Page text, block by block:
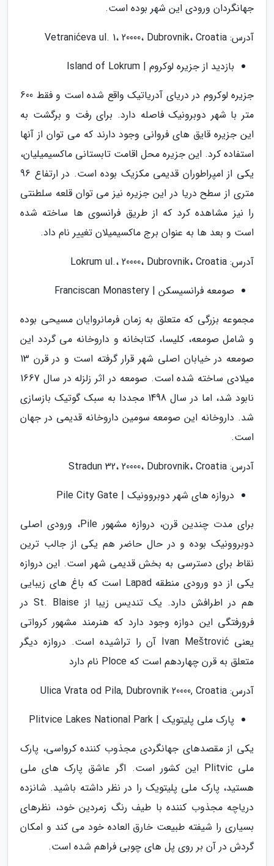
جهانگردان ورودی این شهر بوده است.
آدرس: Vetranićeva ul. 1، 20000، Dubrovnik، Croatia
بازدید از جزیره لوکروم | Island of Lokrum
جزیره لوکروم در دریای آدریاتیک واقع شده است و فقط 600
متر با شهر دوبرونیک فاصله دارد. برای رفت و برگشت به
این جزیره قایق های فروانی وجود دارند که می توان از آنها
استفاده کرد. این جزیره محل اقامت تابستانی ماکسیمیلیان،
یکی از امپراطوران قدیمی مکزیک بوده است. در ارتفاع 96
متری از سطح دریا در این جزیره نیز می توان قلعه سلطنتی
را نیز مشاهده کرد که از طریق فرانسوی ها ساخته شده
است و بعد ها به عنوان برج ماکسیمیلان تغییر نام داد.
آدرس: Lokrum ul.، 20000، Dubrovnik، Croatia
صومعه فرانسیسکن | Franciscan Monastery
مجموعه بزرگی که متعلق به زمان فرمانروایان مسیحی بوده
و شامل صومعه، کلیسا، کتابخانه و داروخانه می گردد این
صومعه در خیابان اصلی شهر قرار گرفته است و در قرن 13
میلادی ساخته شده است. صومعه در اثر زلزله در سال 1667
نابود شد، اما در سال 1498 مجددا به سبک گوتیک بازسازی
شد. داروخانه این صومعه سومین داروخانه قدیمی در جهان
است.
آدرس: Stradun 32، 20000، Dubrovnik، Croatia
دروازه های شهر دوبروونیک | Pile City Gate
برای مدت چندین قرن، دروازه مشهور Pile، ورودی اصلی
دوبروونیک بوده و در حال حاضر هم یکی از جالب ترین
نقاط برای دسترسی به بخش قدیمی شهر است. این دروازه
یکی از دو ورودی منطقه Lapad است که باغ های زیبایی
هم در اطرافش دارد. یک تندیس زیبا از St. Blaise در
فرورفتگی این دوازه وجود دارد که هنرمند مشهور کرواتی
یعنی Ivan Meštrović آن را تراشیده است. دروازه دیگر
متعلق به قرن چهاردهم است که Ploce نام دارد
آدرس: Ulica Vrata od Pila, Dubrovnik 20000, Croatia
پارک ملی پلیتویک | Plitvice Lakes National Park
یکی از مقصدهای جهانگردی مجذوب کننده کرواسی، پارک
ملی Plitvic این کشور است. اگر عاشق پارک های ملی
هستید، پارک ملی پلیتویک را در نظر داشته باشید. شانزده
دریاچه مجذوب کننده با طیف رنگ زمردین خود، نظرهای
بسیاری را شیفته طبیعت خارق العاده خود می کند و امکان
گردش در آن بر روی پل های چوبی فراهم شده است.